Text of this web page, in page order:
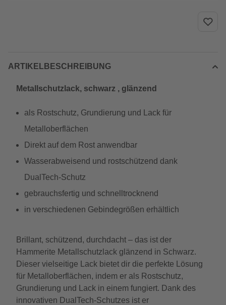
ARTIKELBESCHREIBUNG
Metallschutzlack, schwarz , glänzend
als Rostschutz, Grundierung und Lack für
Metalloberflächen
Direkt auf dem Rost anwendbar
Wasserabweisend und rostschützend dank
DualTech-Schutz
gebrauchsfertig und schnelltrocknend
in verschiedenen Gebindegrößen erhältlich
Brillant, schützend, durchdacht – das ist der
Hammerite Metallschutzlack glänzend in Schwarz.
Dieser vielseitige Lack bietet dir die perfekte Lösung
für Metalloberflächen, indem er als Rostschutz,
Grundierung und Lack in einem fungiert. Dank des
innovativen DualTech-Schutzes ist er